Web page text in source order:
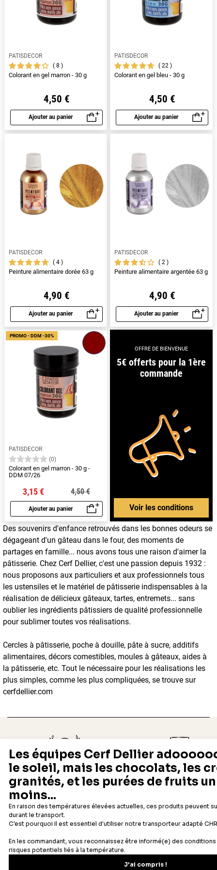
PATISDECOR
8
Colorant en gel marron - 30 g
4,50 €
Ajouter au panier
Aperçu rapide
PATISDECOR
22
Colorant en gel bleu - 30 g
4,50 €
Ajouter au panier
Aperçu rapide
PATISDECOR
4
Peinture alimentaire dorée 63 g
4,90 €
Ajouter au panier
Aperçu rapide
PATISDECOR
2
Peinture alimentaire argentée 63 g
4,90 €
Ajouter au panier
Aperçu rapide
PATISDECOR
(0)
Colorant en gel marron - 30 g -
DDM 07/26
3,15 € 4,50 €
Ajouter au panier
Aperçu rapide
PROMO - DDM -30%
OFFRE DE BIENVENUE
5€ offerts pour la 1ère
commande
Voir les conditions
Des souvenirs d'enfance retrouvés dans les bonnes odeurs se
dégageant d'un gâteau dans le four, des moments de
partages en famille... nous avons tous une raison d'aimer la
pâtisserie. Chez Cerf Dellier, c'est une passion depuis 1932 :
nous proposons aux particuliers et aux professionnels tous
les ustensiles et le matériel de pâtisserie indispensables à la
réalisation de délicieux gâteaux, tartes, entremets... sans
oublier les ingrédients pâtissiers de qualité professionnelle
pour sublimer toutes vos réalisations.
Cercles à pâtisserie, poche à douille, pâte à sucre, additifs
alimentaires, décors comestibles, moules à gâteaux, aides à
la pâtisserie, etc. Tout le nécessaire pour les réalisations les
plus simples, comme les plus compliquées, se trouve sur
cerfdellier.com
Depuis 1932
Fabricant français reconnu
Livraison rapide 24/48h
Offerte dès 69 € en point
Newsletter
Recevez les recettes, astuces et offres spéciales.